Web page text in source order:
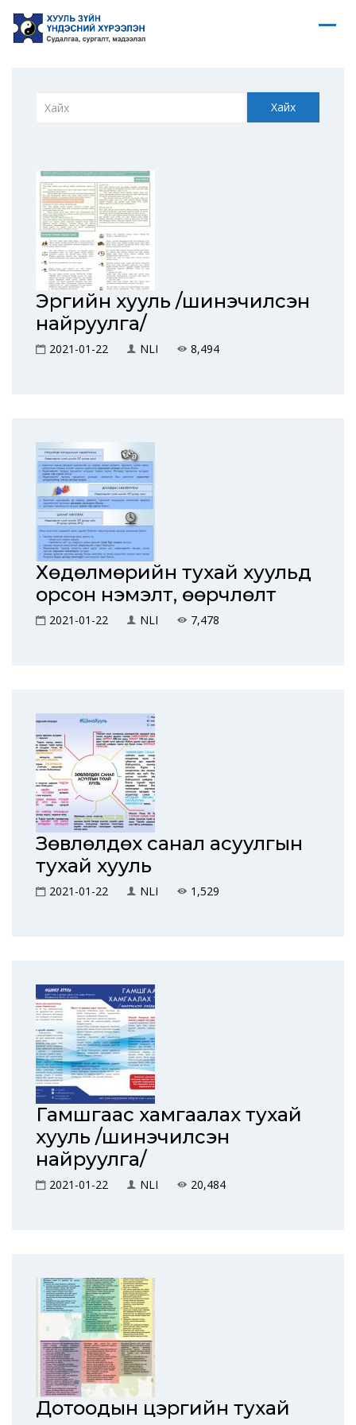
Хайх
Эрүүгийн хууль /шинэчилсэн
найруулга/
2021-01-22 NLI 8,494
Хөдөлмөрийн тухай хуульд
орсон нэмэлт, өөрчлөлт
2021-01-22 NLI 7,478
Зөвлөлдөх санал асуулгын
тухай хууль
2021-01-22 NLI 1,529
Гамшгаас хамгаалах тухай
хууль /шинэчилсэн
найруулга/
2021-01-22 NLI 20,484
Дотоодын цэргийн тухай